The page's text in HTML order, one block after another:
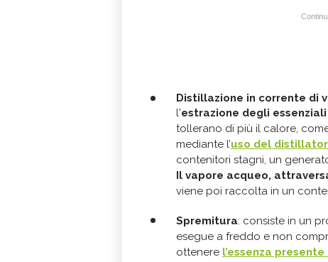
Distillazione in corrente di
l'estrazione degli essenziali
tollerano di più il calore,
mediante l’uso del
contenitori stagni, un
Il vapore acqueo,
viene poi raccolta in un
Spremitura: consiste in un
esegue a freddo e non
ottenere l’essenza